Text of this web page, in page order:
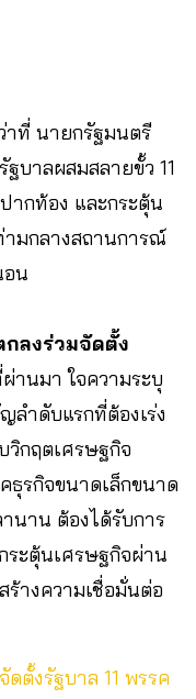
าที่ นายกรัฐมนตรี
บาลผสมสลายขั้ว 11
ากท้อง และกระตุ้น
ามกลางสถานการณ์
อน
กลงร่วมจัดตั้ง
านมา ใจความระบุ
ำดับแรกที่ต้องเร่ง
วิกฤตเศรษฐกิจ
ธุรกิจขนาดเล็กขนาด
นาน ต้องได้รับการ
ระตุ้นเศรษฐกิจผ่าน
ร้างความเชื่อมั่นต่อ
ตั้งรัฐบาล 11 พรรค